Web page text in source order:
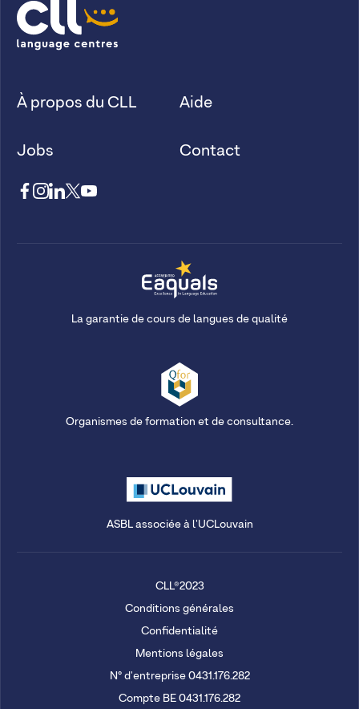
À propos du CLL
Jobs
Aide
Contact
La garantie de cours de langues de qualité
Organismes de formation et de consultance.
ASBL associée à l'UCLouvain
CLL®2023
Conditions générales
Confidentialité
Mentions légales
N° d'entreprise 0431.176.282
Compte BE 0431.176.282